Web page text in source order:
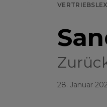
28. Januar